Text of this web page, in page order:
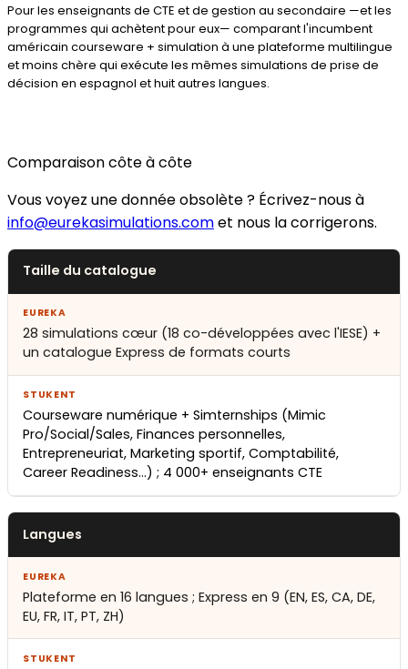
Pour les enseignants de CTE et de gestion au secondaire —et les
programmes qui achètent pour eux— comparant l'incumbent
américain courseware + simulation à une plateforme multilingue
et moins chère qui exécute les mêmes simulations de prise de
décision en espagnol et huit autres langues.
Comparaison côte à côte
Vous voyez une donnée obsolète ? Écrivez-nous à
info@eurekasimulations.comet nous la corrigerons.
Taille du catalogue
28 simulations cœur (18 co-développées avec l'IESE) +
un catalogue Express de formats courts
Courseware numérique + Simternships (Mimic
Pro/Social/Sales, Finances personnelles,
Entrepreneuriat, Marketing sportif, Comptabilité,
Career Readiness…) ; 4 000+ enseignants CTE
Langues
Plateforme en 16 langues ; Express en 9 (EN, ES, CA, DE,
EU, FR, IT, PT, ZH)